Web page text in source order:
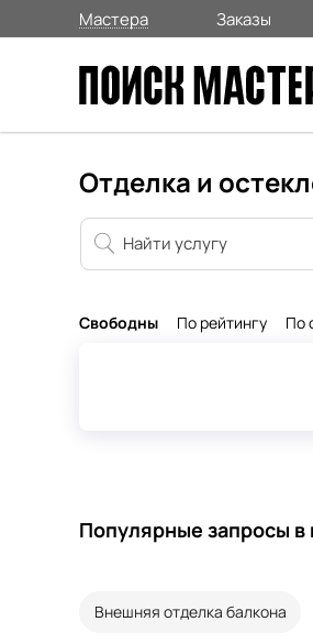
Мастера Заказы
Отделка и
Свободны По рейтингу По
Популярные запросы в
Внешняя отделка балкона